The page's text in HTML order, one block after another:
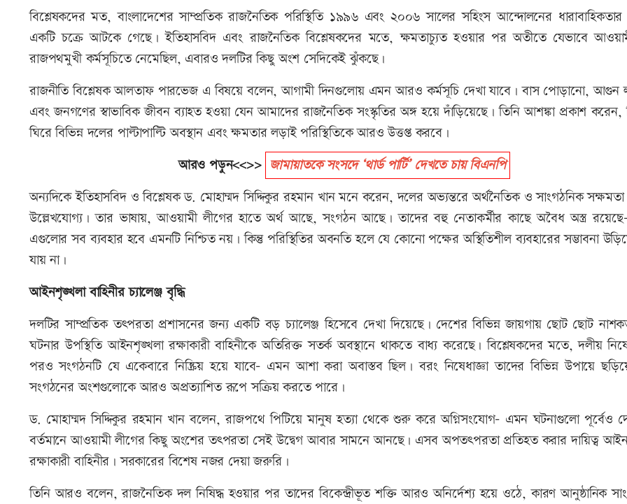
বিশ্লেষকদের মত, বাংলাদেশের সাম্প্রতিক রাজনৈতিক পরিস্থিতি ১৯৯৬ এবং ২০০৬ সালের সহিংস আন্দোলনের
একটি চক্রে আটকে গেছে। ইতিহাসবিদ এবং রাজনৈতিক বিশ্লেষকদের মতে, ক্ষমতাচ্যুত হওয়ার পর অতীতে যেভাবে
রাজপথমুখী কর্মসূচিতে নেমেছিল, এবারও দলটির কিছু অংশ সেদিকেই ঝুঁকছে।
রাজনীতি বিশ্লেষক আলতাফ পারভেজ এ বিষয়ে বলেন, আগামী দিনগুলোয় এমন আরও কর্মসূচি দেখা যাবে। বাস পোড়ানো, আগুন
এবং জনগণের স্বাভাবিক জীবন ব্যাহত হওয়া যেন আমাদের রাজনৈতিক সংস্কৃতির অঙ্গ হয়ে দাঁড়িয়েছে। তিনি আশঙ্কা প্রকাশ করেন,
ঘিরে বিভিন্ন দলের পাল্টাপাল্টি অবস্থান এবং ক্ষমতার লড়াই পরিস্থিতিকে আরও উত্তপ্ত করবে।
আরও পড়ুন<<>> জামায়াতকে সংসদে ‘থার্ড পার্টি’ দেখতে চায় বিএনপি
অন্যদিকে ইতিহাসবিদ ও বিশ্লেষক ড. মোহাম্মদ সিদ্দিকুর রহমান খান মনে করেন, দলের অভ্যন্তরে অর্থনৈতিক ও সাংগঠনিক
উল্লেখযোগ্য। তার ভাষায়, আওয়ামী লীগের হাতে অর্থ আছে, সংগঠন আছে। তাদের বহু নেতাকর্মীর কাছে অবৈধ অস্ত্র
এগুলোর সব ব্যবহার হবে এমনটি নিশ্চিত নয়। কিন্তু পরিস্থিতির অবনতি হলে যে কোনো পক্ষের অস্থিতিশীল ব্যবহারের সম্ভাবনা
যায় না।
আইনশৃঙ্খলা বাহিনীর চ্যালেঞ্জ বৃদ্ধি
দলটির সাম্প্রতিক তৎপরতা প্রশাসনের জন্য একটি বড় চ্যালেঞ্জ হিসেবে দেখা দিয়েছে। দেশের বিভিন্ন জায়গায় ছোট ছোট
ঘটনার উপস্থিতি আইনশৃঙ্খলা রক্ষাকারী বাহিনীকে অতিরিক্ত সতর্ক অবস্থানে থাকতে বাধ্য করেছে। বিশ্লেষকদের মতে, দলীয়
পরও সংগঠনটি যে একেবারে নিষ্ক্রিয় হয়ে যাবে- এমন আশা করা অবাস্তব ছিল। বরং নিষেধাজ্ঞা তাদের বিভিন্ন উপায়ে
সংগঠনের অংশগুলোকে আরও অপ্রত্যাশিত রূপে সক্রিয় করতে পারে।
ড. মোহাম্মদ সিদ্দিকুর রহমান খান বলেন, রাজপথে পিটিয়ে মানুষ হত্যা থেকে শুরু করে অগ্নিসংযোগ- এমন ঘটনাগুলো পূর্বেও
বর্তমানে আওয়ামী লীগের কিছু অংশের তৎপরতা সেই উদ্বেগ আবার সামনে আনছে। এসব অপতৎপরতা প্রতিহত করার দায়িত্ব
রক্ষাকারী বাহিনীর। সরকারের বিশেষ নজর দেয়া জরুরি।
তিনি আরও বলেন, রাজনৈতিক দল নিষিদ্ধ হওয়ার পর তাদের বিকেন্দ্রীভূত শক্তি আরও অনির্দেশ্য হয়ে ওঠে, কারণ আনুষ্ঠানিক